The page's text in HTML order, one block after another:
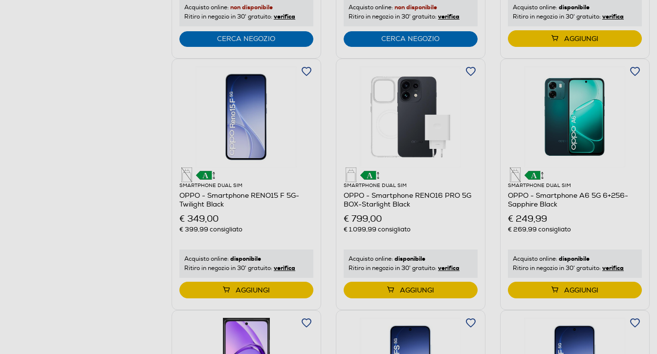
Acquisto online: non disponibile
Ritiro in negozio in 30' gratuito: verifica
CERCA NEGOZIO
Acquisto online: non disponibile
Ritiro in negozio in 30' gratuito: verifica
CERCA NEGOZIO
Acquisto online: disponibile
Ritiro in negozio in 30' gratuito: verifica
AGGIUNGI
SMARTPHONE DUAL SIM
OPPO - Smartphone RENO15 F 5G-
Twilight Black
€ 349,00
€ 399,99 consigliato
Acquisto online: disponibile
Ritiro in negozio in 30' gratuito: verifica
AGGIUNGI
SMARTPHONE DUAL SIM
OPPO - Smartphone RENO16 PRO 5G
BOX-Starlight Black
€ 799,00
€ 1.099,99 consigliato
Acquisto online: disponibile
Ritiro in negozio in 30' gratuito: verifica
AGGIUNGI
SMARTPHONE DUAL SIM
OPPO - Smartphone A6 5G 6+256-
Sapphire Black
€ 249,99
€ 269,99 consigliato
Acquisto online: disponibile
Ritiro in negozio in 30' gratuito: verifica
AGGIUNGI